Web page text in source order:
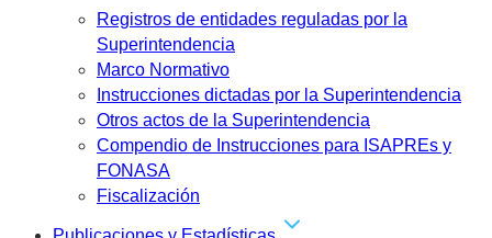
Registros de entidades reguladas por la
Superintendencia
Marco Normativo
Instrucciones dictadas por la Superintendencia
Otros actos de la Superintendencia
Compendio de Instrucciones para ISAPREs y
FONASA
Fiscalización